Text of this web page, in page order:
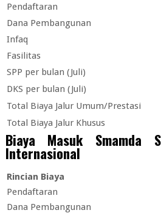
Pendaftaran
Dana Pembangunan
Infaq
Fasilitas
SPP per bulan (Juli)
DKS per bulan (Juli)
Total Biaya Jalur Umum/Prestasi
Total Biaya Jalur Khusus
Biaya Masuk Smamda
Internasional
Rincian Biaya
Pendaftaran
Dana Pembangunan